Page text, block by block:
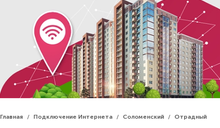
Главная / Подключение Интернета / Соломенский / Отрадный